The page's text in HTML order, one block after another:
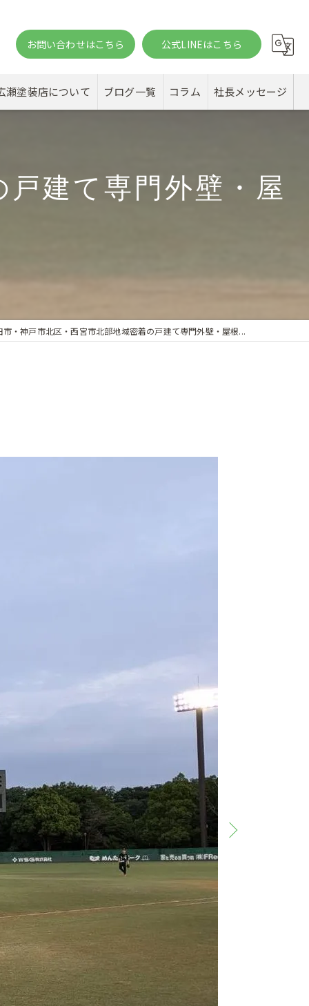
お問い合わせはこちら 公式LINEはこちら
瀬塗装店について ブログ一覧 コラム 社長メッセージ
建て専門外壁・屋
市・神戸市北区・西宮市北部地域密着の戸建て専門外壁・屋根...